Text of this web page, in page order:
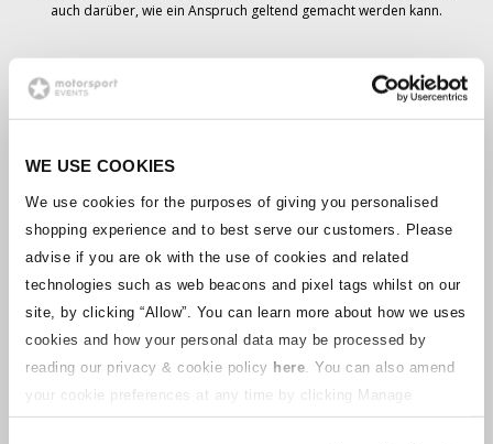
WE USE COOKIES
We use cookies for the purposes of giving you personalised
shopping experience and to best serve our customers. Please
advise if you are ok with the use of cookies and related
technologies such as web beacons and pixel tags whilst on our
site, by clicking “Allow”. You can learn more about how we uses
cookies and how your personal data may be processed by
reading our privacy & cookie policy here . You can also amend
your cookie preferences at any time by clicking Manage
Cookies in the footer of this site.
auch darüber, wie ein Anspruch geltend gemacht werden kann.
Sie haben eine Stornierungsmitteilung
bezüglich Ihrer Ticketbestellung erhalten, Ihre Buchung wurde nicht
storniert und es wird erwartet, dass Sie die von Ihnen bestellten
Unternehmens arbeitet mit den Lieferanten zusammen, um
Sollte sich der Status einzelner Buchungen ändern, wurden
Vorkehrungen getroffen, um Sie so schnell wie möglich zu
benachrichtigen. Zusätzliche Hinweise für Ticketinhaber werden auf
dieser Webseite veröffentlicht, sobald Informationen verfügbar
sind. Wir werden denjenigen mit gültigen Tickets auch eine neue E-
Mail-Adresse für den Kundenservice zur Verfügung stellen, die von
einem verbundenen Unternehmen verwaltet wird. Crowe U.K. LLP
kann keine Fragen zum Ticketvorgang und zum Zeitpunkt der